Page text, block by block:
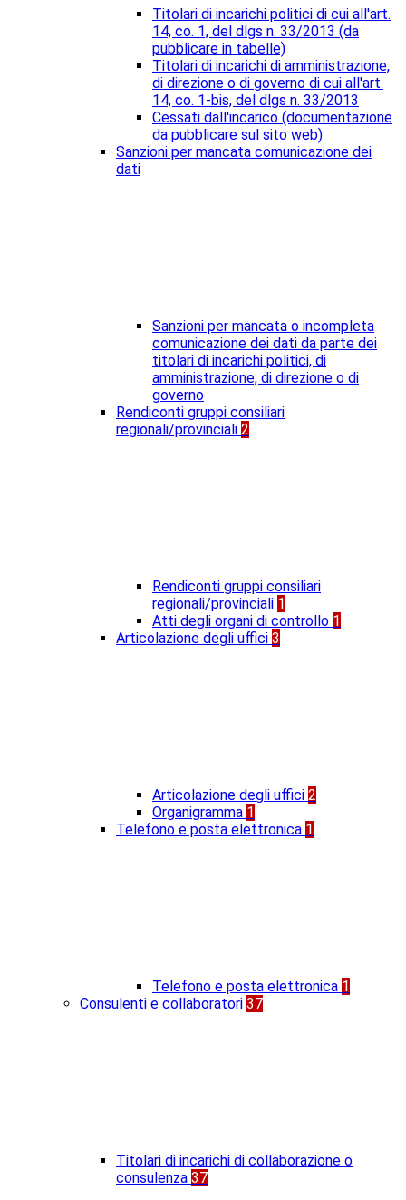
Titolari di incarichi politici di cui all'art.
14, co. 1, del dlgs n. 33/2013 (da
pubblicare in tabelle)
Titolari di incarichi di amministrazione,
di direzione o di governo di cui all'art.
14, co. 1-bis, del dlgs n. 33/2013
Cessati dall'incarico (documentazione
da pubblicare sul sito web)
Sanzioni per mancata comunicazione dei
dati
Sanzioni per mancata o incompleta
comunicazione dei dati da parte dei
titolari di incarichi politici, di
amministrazione, di direzione o di
governo
Rendiconti gruppi consiliari
regionali/provinciali 2
Rendiconti gruppi consiliari
regionali/provinciali 1
Atti degli organi di controllo 1
Articolazione degli uffici 3
Articolazione degli uffici 2
Organigramma 1
Telefono e posta elettronica 1
Telefono e posta elettronica 1
Consulenti e collaboratori 37
Titolari di incarichi di collaborazione o
consulenza 37